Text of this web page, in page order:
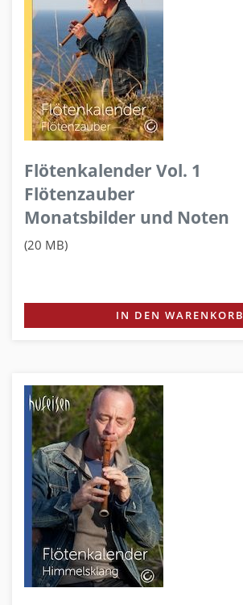
Flötenkalender Vol. 1
Flötenzauber
Monatsbilder und Noten
(20 MB)
IN DEN WARENKORB